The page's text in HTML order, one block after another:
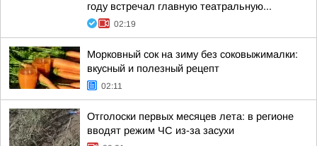
году встречал главную театральную...
02:19
Морковный сок на зиму без соковыжималки:
вкусный и полезный рецепт
02:11
Отголоски первых месяцев лета: в регионе
вводят режим ЧС из-за засухи